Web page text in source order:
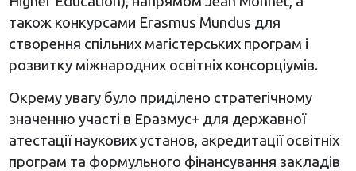
також конкурсами Erasmus Mundus для
створення спільних магістерських програм і
розвитку міжнародних освітніх консорціумів.
Окрему увагу було приділено стратегічному
значенню участі в Еразмус+ для державної
атестації наукових установ, акредитації освітніх
програм та формульного фінансування закладів